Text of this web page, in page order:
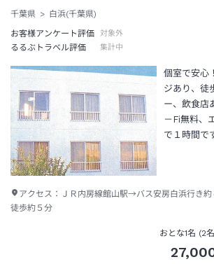
千葉県
白浜(千葉県)
お客様アンケート評価
対象外
るるぶトラベル評価 集計中
個室で安心
ジあり、徒
ー、飲食店
－Fi無料、
で１時間で
アクセス： ＪＲ内房線館山駅→バス安房白浜行き
徒歩約５分
おとな1名 (2